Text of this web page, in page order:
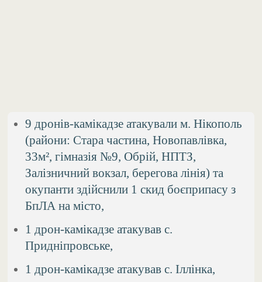
9 дронів-камікадзе атакували м. Нікополь
(райони: Стара частина, Новопавлівка,
33м², гімназія №9, Обрій, НПТЗ,
Залізничний вокзал, берегова лінія) та
окупанти здійснили 1 скид боєприпасу з
БпЛА на місто,
1 дрон-камікадзе атакував с.
Придніпровське,
1 дрон-камікадзе атакував с. Іллінка,